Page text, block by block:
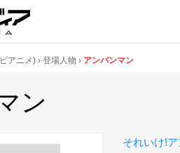
アニメ) 登場人物 アンパンマン
ン
それいけ!